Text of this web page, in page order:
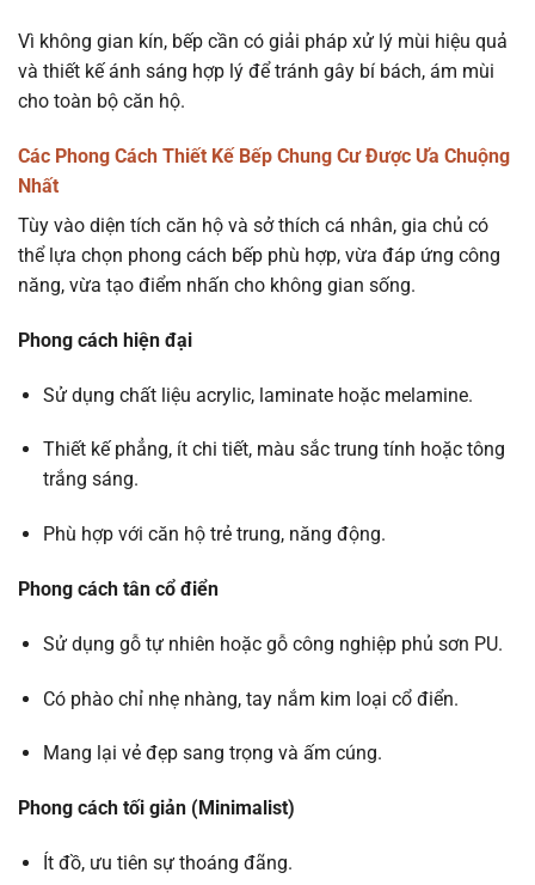
Vì không gian kín, bếp cần có giải pháp xử lý mùi hiệu quả
và thiết kế ánh sáng hợp lý để tránh gây bí bách, ám mùi
cho toàn bộ căn hộ.
Các Phong Cách Thiết Kế Bếp Chung Cư Được Ưa Chuộng
Nhất
Tùy vào diện tích căn hộ và sở thích cá nhân, gia chủ có
thể lựa chọn phong cách bếp phù hợp, vừa đáp ứng công
năng, vừa tạo điểm nhấn cho không gian sống.
Phong cách hiện đại
Sử dụng chất liệu acrylic, laminate hoặc melamine.
Thiết kế phẳng, ít chi tiết, màu sắc trung tính hoặc tông
trắng sáng.
Phù hợp với căn hộ trẻ trung, năng động.
Phong cách tân cổ điển
Sử dụng gỗ tự nhiên hoặc gỗ công nghiệp phủ sơn PU.
Có phào chỉ nhẹ nhàng, tay nắm kim loại cổ điển.
Mang lại vẻ đẹp sang trọng và ấm cúng.
Phong cách tối giản (Minimalist)
Ít đồ, ưu tiên sự thoáng đãng.